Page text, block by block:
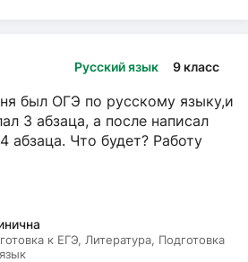
Русский язык 9 класс
был ОГЭ по русскому языку,и
3 абзаца, а после написал
абзаца. Что будет? Работу
к ЕГЭ, Литература, Подготовка